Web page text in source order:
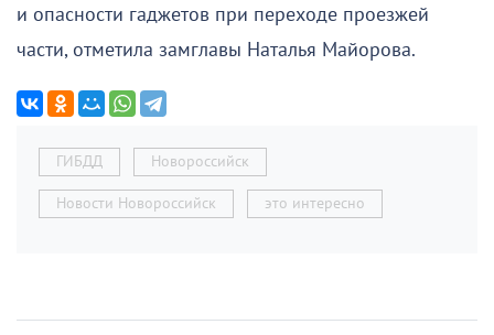
и опасности гаджетов при переходе проезжей
части, отметила замглавы Наталья Майорова.
ГИБДД Новороссийск
Новости Новороссийск это интересно